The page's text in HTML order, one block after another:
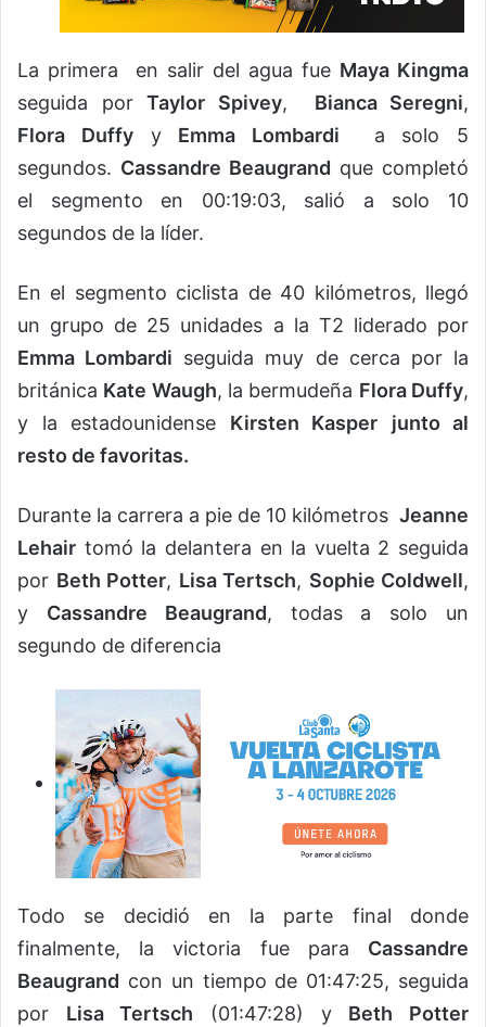
La primera en salir del agua fue Maya Kingma
seguida por Taylor Spivey, Bianca Seregni,
Flora Duffyy Emma Lombardi a solo 5
segundos. Cassandre Beaugrand que completó
el segmento en 00:19:03, salió a solo 10
segundos de la líder.
En el segmento ciclista de 40 kilómetros, llegó
un grupo de 25 unidades a la T2 liderado por
Emma Lombardi seguida muy de cerca por la
británica Kate Waugh, la bermudeña Flora Duffy,
y la estadounidense Kirsten Kasper
junto al
resto de favoritas.
Durante la carrera a pie de 10 kilómetros Jeanne
Lehair tomó la delantera en la vuelta 2 seguida
por Beth Potter, Lisa Tertsch, Sophie Coldwell,
y Cassandre Beaugrand, todas a solo un
segundo de diferencia
Todo se decidió en la parte final donde
finalmente, la victoria fue para Cassandre
Beaugrand con un tiempo de 01:47:25, seguida
por Lisa Tertsch (01:47:28) y Beth Potter